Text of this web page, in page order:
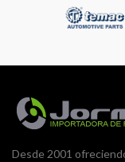
Desde 2001